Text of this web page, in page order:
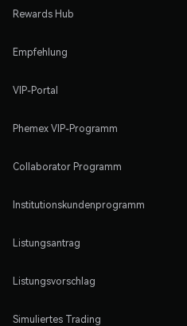
Rewards Hub
Empfehlung
VIP-Portal
Phemex VIP-Programm
Collaborator Programm
Institutionskundenprogramm
Listungsantrag
Listungsvorschlag
Simuliertes Trading